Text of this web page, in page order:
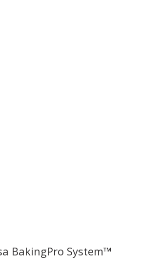
BakingPro System™